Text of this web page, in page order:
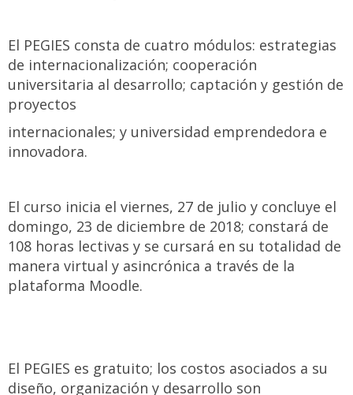
El PEGIES consta de cuatro módulos: estrategias
de internacionalización; cooperación
universitaria al desarrollo; captación y gestión de
proyectos
internacionales; y universidad emprendedora e
innovadora.
El curso inicia el viernes, 27 de julio y concluye el
domingo, 23 de diciembre de 2018; constará de
108 horas lectivas y se cursará en su totalidad de
manera virtual y asincrónica a través de la
plataforma Moodle.
El PEGIES es gratuito; los costos asociados a su
diseño, organización y desarrollo son